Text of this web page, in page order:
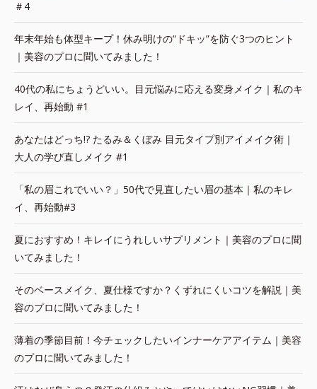
＃4
年末年始も体型キープ！休み明けの“ドキッ”を防ぐ3つのヒント
｜美容のプロに聞いてみました！
40代の私にちょうどいい。目元悩みに応える変身メイク｜私のキ
レイ、再始動 #1
あなたはどっち!? たるみ＆くぼみ 目元タイプ別アイメイク術｜
大人の学び直しメイク #1
「私の眉これでいい？」50代で見直したい眉の基本｜私のキレ
イ、再始動#3
夏におすすめ！キレイにうれしいサプリメント｜美容のプロに聞
いてみました！
そのベースメイク、夏仕様ですか？くずれにくいコツを解説｜美
容のプロに聞いてみました！
薄着の季節目前！今チェックしたいインナーケアアイテム｜美容
のプロに聞いてみました！